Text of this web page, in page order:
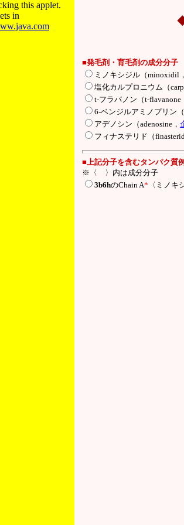
this applet.
in
■発毛剤・育毛剤の成分分子
ミノキシジル（minoxidil
塩化カルプロニウム（
t-フラバノン（t-flavanone
6-ベンジルアミノプリン
アデノシン（adenosine，
フィナステリド（
■上記分子を含むタンパク質例
※〈 〉内は成分分子
3b6hのChain A* 〈ミノキ